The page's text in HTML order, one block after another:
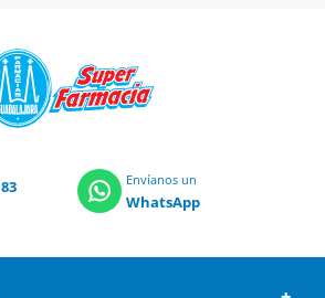
83
Envíanos un
WhatsApp